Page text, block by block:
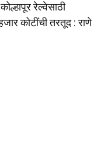
रेल्वेसाठी
कोटींची तरतूद : राणे